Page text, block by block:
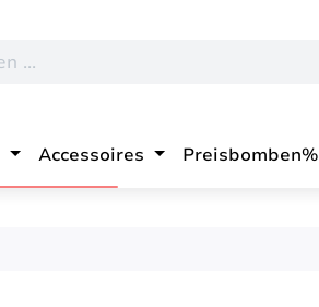
Accessoires Preisbomben%